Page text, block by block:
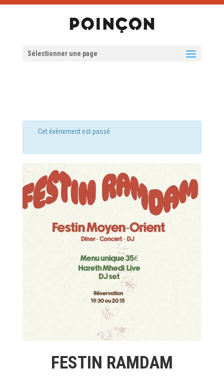
Sélectionner une page
Cet évènement est passé
FESTIN RAMDAM